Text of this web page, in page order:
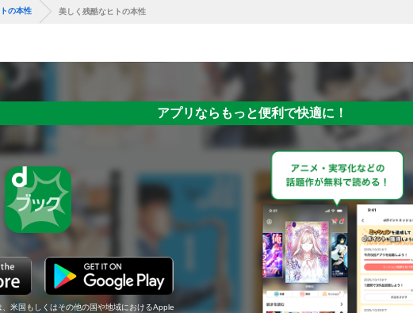
の本性 美しく残酷なヒトの本性
アプリならもっと便利で快適に！
米国もしくはその他の国や地域におけるApple